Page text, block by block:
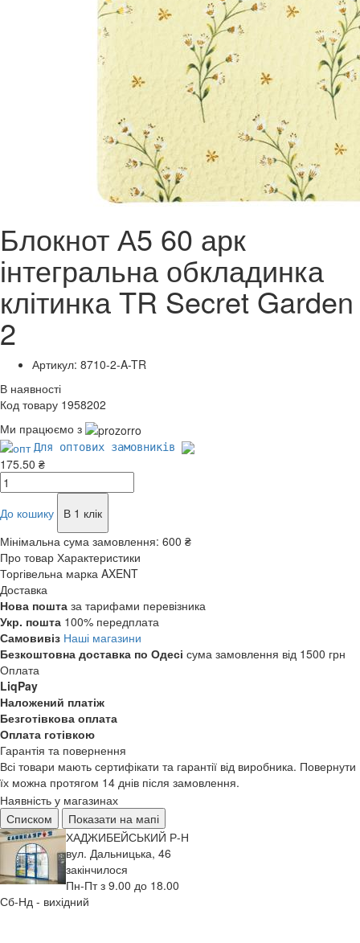
Блокнот А5 60 арк
інтегральна обкладинка
клітинка TR Secret Garden
2
Артикул: 8710-2-A-TR
В наявності
Код товару 1958202
Ми працюємо з
Для оптових замовників
175.50 ₴
До кошику
В 1 клік
Мінімальна сума замовлення: 600 ₴
Про товар Характеристики
Торгівельна марка AXENT
Доставка
Нова пошта за тарифами перевізника
Укр. пошта 100% передплата
Самовивіз Наші магазини
Безкоштовна доставка по Одесі сума замовлення від 1500 грн
Оплата
LiqPay
Наложений платіж
Безготівкова оплата
Оплата готівкою
Гарантія та повернення
Всі товари мають сертифікати та гарантії від виробника. Повернути
їх можна протягом 14 днів після замовлення.
Наявність у магазинах
Списком
Показати на мапі
ХАДЖИБЕЙСЬКИЙ Р-Н
вул. Дальницька, 46
закінчилося
Пн-Пт з 9.00 до 18.00
Сб-Нд - вихідний